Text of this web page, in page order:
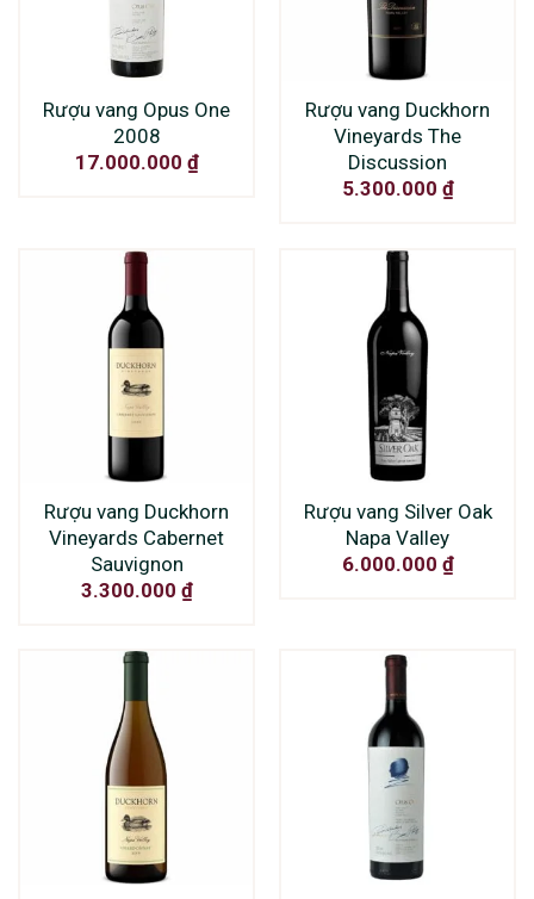
Rượu vang Opus One
2008
17.000.000 ₫
Rượu vang Duckhorn
Vineyards The
Discussion
5.300.000 ₫
Rượu vang Duckhorn
Vineyards Cabernet
Sauvignon
3.300.000 ₫
Rượu vang Silver Oak
Napa Valley
6.000.000 ₫